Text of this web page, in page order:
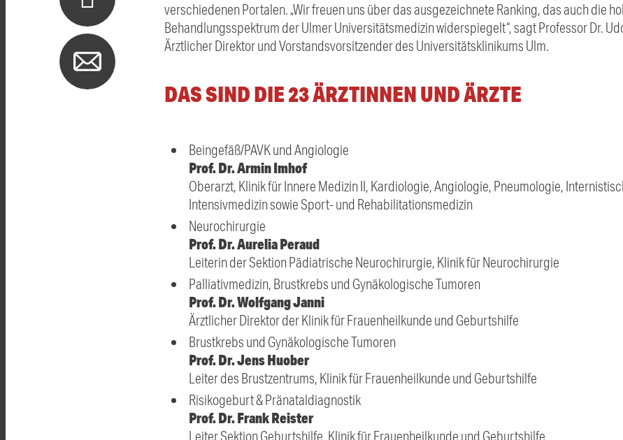
verschiedenen Portalen. „Wir freuen uns über das ausgezeichnete Ranking, das auch die
Behandlungsspektrum der Ulmer Universitätsmedizin widerspiegelt“, sagt Professor Dr.
Ärztlicher Direktor und Vorstandsvorsitzender des Universitätsklinikums Ulm.
DAS SIND DIE 23 ÄRZTINNEN UND ÄRZTE
Beingefäß/PAVK und Angiologie
Prof. Dr. Armin Imhof
Oberarzt, Klinik für Innere Medizin II, Kardiologie, Angiologie, Pneumologie,
Intensivmedizin sowie Sport- und Rehabilitationsmedizin
Neurochirurgie
Prof. Dr. Aurelia Peraud
Leiterin der Sektion Pädiatrische Neurochirurgie, Klinik für Neurochirurgie
Palliativmedizin, Brustkrebs und Gynäkologische Tumoren
Prof. Dr. Wolfgang Janni
Ärztlicher Direktor der Klinik für Frauenheilkunde und Geburtshilfe
Brustkrebs und Gynäkologische Tumoren
Prof. Dr. Jens Huober
Leiter des Brustzentrums, Klinik für Frauenheilkunde und Geburtshilfe
Risikogeburt & Pränataldiagnostik
Prof. Dr. Frank Reister
Leiter Sektion Geburtshilfe, Klinik für Frauenheilkunde und Geburtshilfe